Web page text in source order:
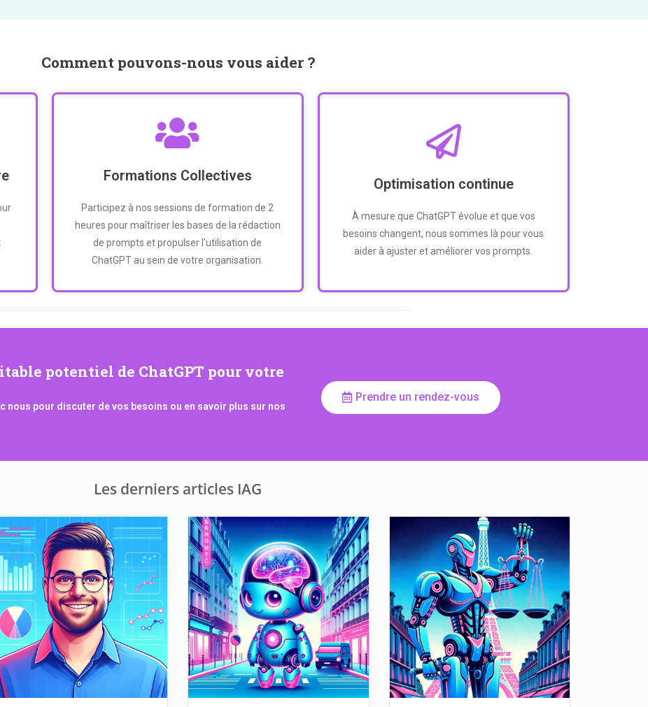
Comment pouvons-nous vous aider ?
Formations Collectives
Participez à nos sessions de formation de 2
heures pour maîtriser les bases de la rédaction
de prompts et propulser l'utilisation de
ChatGPT au sein de votre organisation.
Optimisation continue
À mesure que ChatGPT évolue et que vos
besoins changent, nous sommes là pour vous
aider à ajuster et améliorer vos prompts.
potentiel de ChatGPT pour votre
nous pour discuter de vos besoins ou en savoir plus sur nos
Prendre un rendez-vous
Les derniers articles IAG